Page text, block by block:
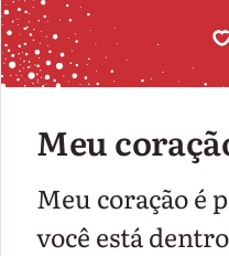
Meu
Meu coração é
você está